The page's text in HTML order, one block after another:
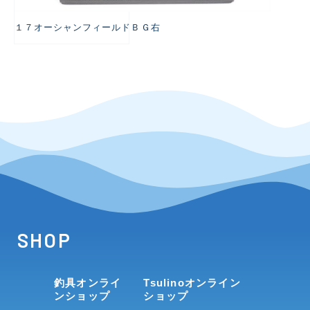
１７オーシャンフィールドＢＧ右
SHOP
釣具オンライ
ンショップ
Tsulinoオンライン
ショップ